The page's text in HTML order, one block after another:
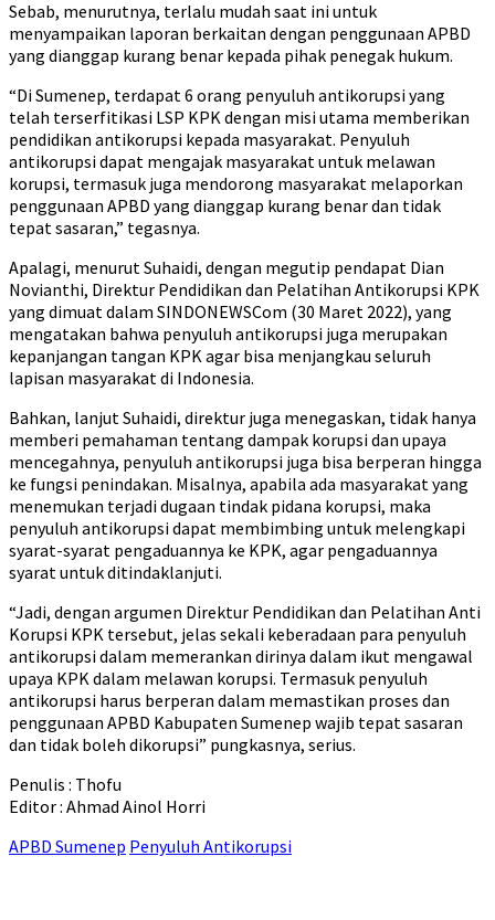
Sebab, menurutnya, terlalu mudah saat ini untuk
menyampaikan laporan berkaitan dengan penggunaan APBD
yang dianggap kurang benar kepada pihak penegak hukum.
“Di Sumenep, terdapat 6 orang penyuluh antikorupsi yang
telah terserfitikasi LSP KPK dengan misi utama memberikan
pendidikan antikorupsi kepada masyarakat. Penyuluh
antikorupsi dapat mengajak masyarakat untuk melawan
korupsi, termasuk juga mendorong masyarakat melaporkan
penggunaan APBD yang dianggap kurang benar dan tidak
tepat sasaran,” tegasnya.
Apalagi, menurut Suhaidi, dengan megutip pendapat Dian
Novianthi, Direktur Pendidikan dan Pelatihan Antikorupsi KPK
yang dimuat dalam SINDONEWSCom (30 Maret 2022), yang
mengatakan bahwa penyuluh antikorupsi juga merupakan
kepanjangan tangan KPK agar bisa menjangkau seluruh
lapisan masyarakat di Indonesia.
Bahkan, lanjut Suhaidi, direktur juga menegaskan, tidak hanya
memberi pemahaman tentang dampak korupsi dan upaya
mencegahnya, penyuluh antikorupsi juga bisa berperan hingga
ke fungsi penindakan. Misalnya, apabila ada masyarakat yang
menemukan terjadi dugaan tindak pidana korupsi, maka
penyuluh antikorupsi dapat membimbing untuk melengkapi
syarat-syarat pengaduannya ke KPK, agar pengaduannya
syarat untuk ditindaklanjuti.
“Jadi, dengan argumen Direktur Pendidikan dan Pelatihan Anti
Korupsi KPK tersebut, jelas sekali keberadaan para penyuluh
antikorupsi dalam memerankan dirinya dalam ikut mengawal
upaya KPK dalam melawan korupsi. Termasuk penyuluh
antikorupsi harus berperan dalam memastikan proses dan
penggunaan APBD Kabupaten Sumenep wajib tepat sasaran
dan tidak boleh dikorupsi” pungkasnya, serius.
Penulis : Thofu
Editor : Ahmad Ainol Horri
APBD Sumenep Penyuluh Antikorupsi